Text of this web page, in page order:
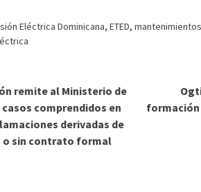
Eléctrica Dominicana,ETED,
remite al Ministerio de
comprendidos en
derivadas de
o sin contrato formal
formación